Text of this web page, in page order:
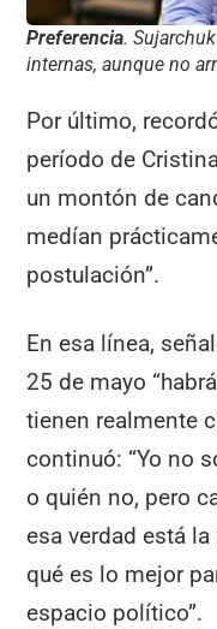
Preferencia.
internas, aunque no
Por último,
período de
un montón de
medían
postulación”.
En esa línea,
25 de mayo
tienen realmente
continuó: “Yo no
o quién no, pero
esa verdad está
qué es lo mejor
espacio político”.